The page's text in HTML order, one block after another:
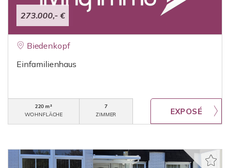
273.000,- €
Biedenkopf
Einfamilienhaus
220 m²
WOHNFLÄCHE
7
ZIMMER